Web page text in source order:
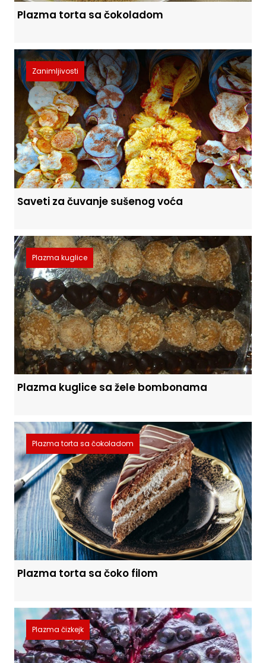
Plazma torta sa čokoladom
Zanimljivosti
Saveti za čuvanje sušenog voća
Plazma kuglice
Plazma kuglice sa žele bombonama
Plazma torta sa čokoladom
Plazma torta sa čoko filom
Plazma čizkejk